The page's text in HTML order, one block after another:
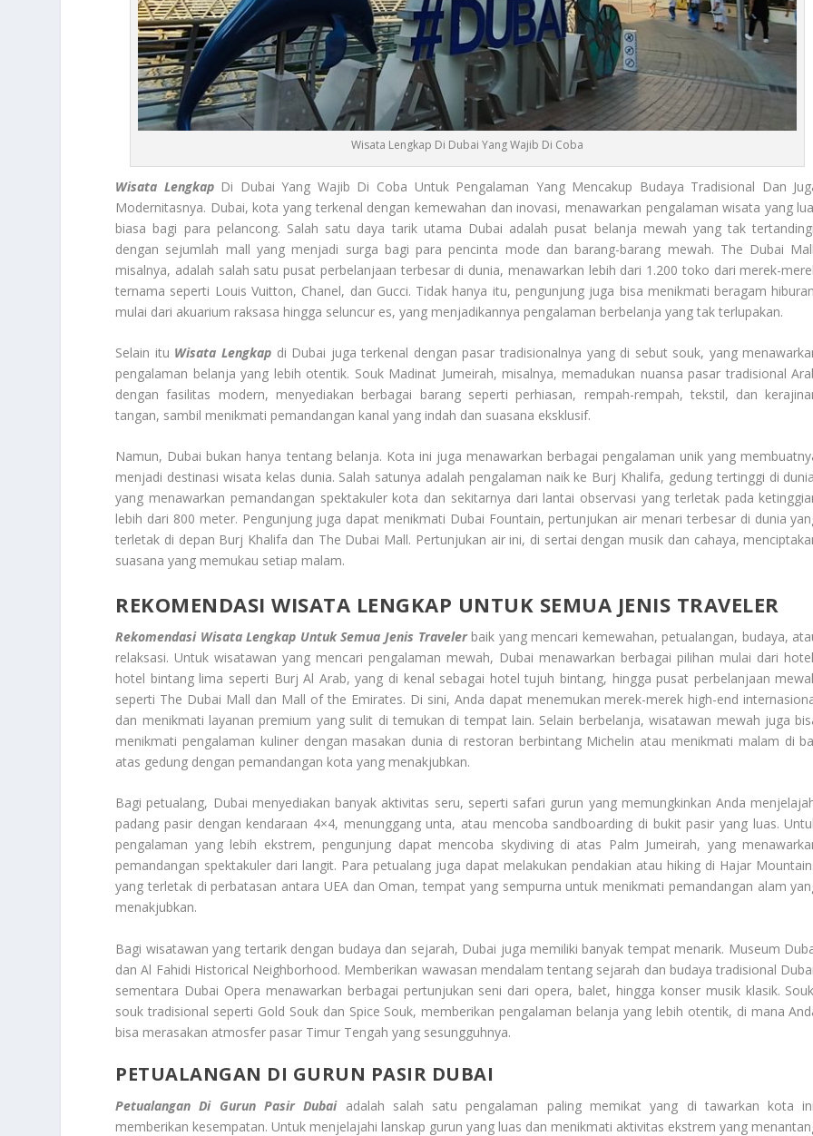
Wisata Lengkap Di Dubai Yang Wajib Di Coba
Wisata LengkapDi Dubai Yang Wajib Di Coba Untuk Pengalaman Yang Mencakup Budaya Tradisional Dan
Modernitasnya. Dubai, kota yang terkenal dengan kemewahan dan inovasi, menawarkan pengalaman wisata yang
biasa bagi para pelancong. Salah satu daya tarik utama Dubai adalah pusat belanja mewah yang tak
dengan sejumlah mall yang menjadi surga bagi para pencinta mode dan barang-barang mewah. The Dubai
misalnya, adalah salah satu pusat perbelanjaan terbesar di dunia, menawarkan lebih dari 1.200 toko dari merek-
ternama seperti Louis Vuitton, Chanel, dan Gucci. Tidak hanya itu, pengunjung juga bisa menikmati beragam
mulai dari akuarium raksasa hingga seluncur es, yang menjadikannya pengalaman berbelanja yang tak terlupakan.
Selain itu Wisata Lengkapdi Dubai juga terkenal dengan pasar tradisionalnya yang di sebut souk, yang
pengalaman belanja yang lebih otentik. Souk Madinat Jumeirah, misalnya, memadukan nuansa pasar tradisional
dengan fasilitas modern, menyediakan berbagai barang seperti perhiasan, rempah-rempah, tekstil, dan
tangan, sambil menikmati pemandangan kanal yang indah dan suasana eksklusif.
Namun, Dubai bukan hanya tentang belanja. Kota ini juga menawarkan berbagai pengalaman unik yang
menjadi destinasi wisata kelas dunia. Salah satunya adalah pengalaman naik ke Burj Khalifa, gedung tertinggi di
yang menawarkan pemandangan spektakuler kota dan sekitarnya dari lantai observasi yang terletak pada
lebih dari 800 meter. Pengunjung juga dapat menikmati Dubai Fountain, pertunjukan air menari terbesar di dunia
terletak di depan Burj Khalifa dan The Dubai Mall. Pertunjukan air ini, di sertai dengan musik dan cahaya,
suasana yang memukau setiap malam.
REKOMENDASI WISATA LENGKAP UNTUK SEMUA JENIS TRAVELER
Rekomendasi Wisata Lengkap Untuk Semua Jenis Travelerbaik yang mencari kemewahan, petualangan, budaya,
relaksasi. Untuk wisatawan yang mencari pengalaman mewah, Dubai menawarkan berbagai pilihan mulai dari
hotel bintang lima seperti Burj Al Arab, yang di kenal sebagai hotel tujuh bintang, hingga pusat perbelanjaan
seperti The Dubai Mall dan Mall of the Emirates. Di sini, Anda dapat menemukan merek-merek high-end
dan menikmati layanan premium yang sulit di temukan di tempat lain. Selain berbelanja, wisatawan mewah juga
menikmati pengalaman kuliner dengan masakan dunia di restoran berbintang Michelin atau menikmati malam di
atas gedung dengan pemandangan kota yang menakjubkan.
Bagi petualang, Dubai menyediakan banyak aktivitas seru, seperti safari gurun yang memungkinkan Anda
padang pasir dengan kendaraan 4×4, menunggang unta, atau mencoba sandboarding di bukit pasir yang luas.
pengalaman yang lebih ekstrem, pengunjung dapat mencoba skydiving di atas Palm Jumeirah, yang
pemandangan spektakuler dari langit. Para petualang juga dapat melakukan pendakian atau hiking di Hajar
yang terletak di perbatasan antara UEA dan Oman, tempat yang sempurna untuk menikmati pemandangan alam
menakjubkan.
Bagi wisatawan yang tertarik dengan budaya dan sejarah, Dubai juga memiliki banyak tempat menarik. Museum
dan Al Fahidi Historical Neighborhood. Memberikan wawasan mendalam tentang sejarah dan budaya tradisional
sementara Dubai Opera menawarkan berbagai pertunjukan seni dari opera, balet, hingga konser musik klasik.
souk tradisional seperti Gold Souk dan Spice Souk, memberikan pengalaman belanja yang lebih otentik, di mana
bisa merasakan atmosfer pasar Timur Tengah yang sesungguhnya.
PETUALANGAN DI GURUN PASIR DUBAI
Petualangan Di Gurun Pasir Dubaiadalah salah satu pengalaman paling memikat yang di tawarkan kota
memberikan kesempatan. Untuk menjelajahi lanskap gurun yang luas dan menikmati aktivitas ekstrem yang